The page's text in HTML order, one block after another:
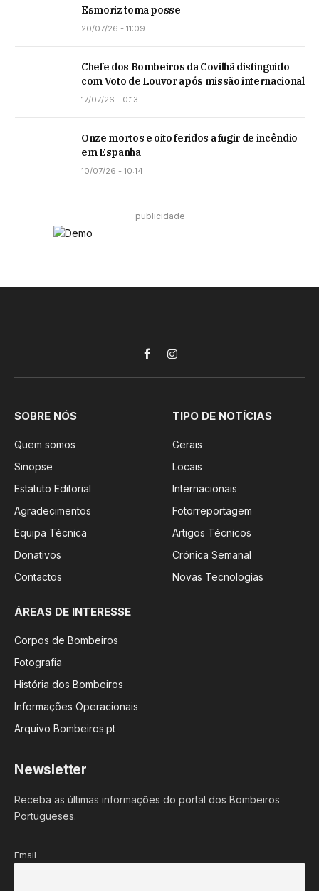
Esmoriz toma posse
20/07/26 - 11:09
Chefe dos Bombeiros da Covilhã distinguido
com Voto de Louvor após missão internacional
17/07/26 - 0:13
Onze mortos e oito feridos a fugir de incêndio
em Espanha
10/07/26 - 10:14
publicidade
FacebookInstagram
SOBRE NÓS
Quem somos
Sinopse
Estatuto Editorial
Agradecimentos
Equipa Técnica
Donativos
Contactos
TIPO DE NOTÍCIAS
Gerais
Locais
Internacionais
Fotorreportagem
Artigos Técnicos
Crónica Semanal
Novas Tecnologias
ÁREAS DE INTERESSE
Corpos de Bombeiros
Fotografia
História dos Bombeiros
Informações Operacionais
Arquivo Bombeiros.pt
Newsletter
Receba as últimas informações do portal dos Bombeiros
Portugueses.
Email